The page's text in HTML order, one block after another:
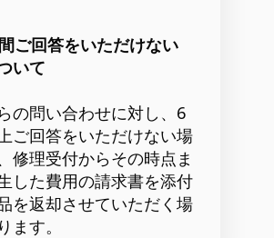
ご回答をいただけない
いて
の問い合わせに対し、6
ご回答をいただけない場
修理受付からその時点ま
した費用の請求書を添付
を返却させていただく場
ます。